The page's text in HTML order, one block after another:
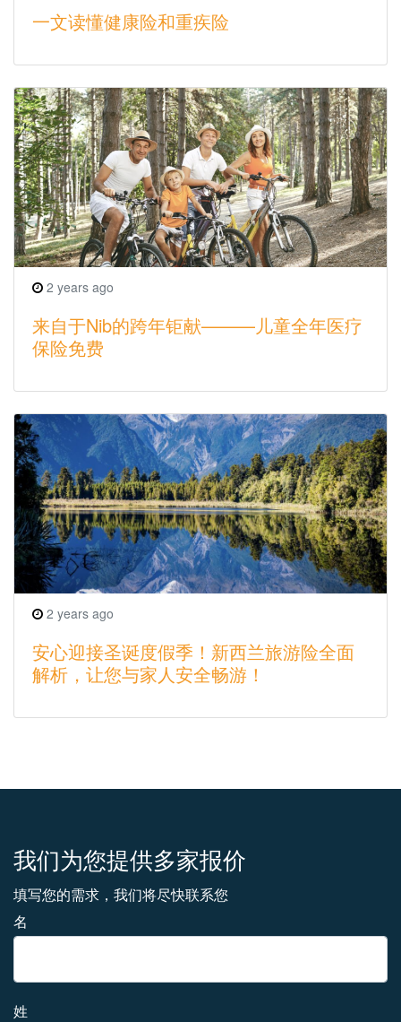
一文读懂健康险和重疾险
2 years ago
来自于Nib的跨年钜献———儿童全年医疗
保险免费
2 years ago
安心迎接圣诞度假季！新西兰旅游险全面
解析，让您与家人安全畅游！
我们为您提供多家报价
填写您的需求，我们将尽快联系您
名
姓